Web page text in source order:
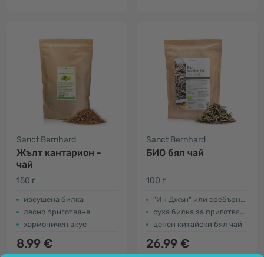
Sanct Bernhard
Жълт кантарион -
чай
150 г
изсушена билка
лесно приготвяне
хармоничен вкус
8.99 €
Sanct Bernhard
БИО бял чай
100 г
"Ин Джън" или сребърни иглички
суха билка за приготвяне на напитка
ценен китайски бял чай
26.99 €